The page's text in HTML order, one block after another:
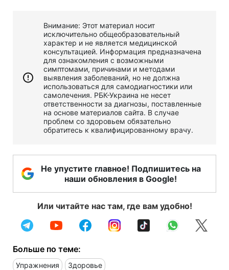
Внимание: Этот материал носит
исключительно общеобразовательный
характер и не является медицинской
консультацией. Информация предназначена
для ознакомления с возможными
симптомами, причинами и методами
выявления заболеваний, но не должна
использоваться для самодиагностики или
самолечения. РБК-Украина не несет
ответственности за диагнозы, поставленные
на основе материалов сайта. В случае
проблем со здоровьем обязательно
обратитесь к квалифицированному врачу.
Не упустите главное! Подпишитесь на
наши обновления в Google!
Или читайте нас там, где вам удобно!
Больше по теме:
Упражнения Здоровье